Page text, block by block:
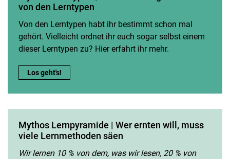
von den Lerntypen
Von den Lerntypen habt ihr bestimmt schon mal
gehört. Vielleicht ordnet ihr euch sogar selbst einem
dieser Lerntypen zu? Hier erfahrt ihr mehr.
Mythos Lerntypen | Das hartnäckige Märchen von den
Los geht's!
Mythos Lernpyramide | Wer ernten will, muss
viele Lernmethoden säen
Wir lernen 10 % von dem, was wir lesen, 20 % von